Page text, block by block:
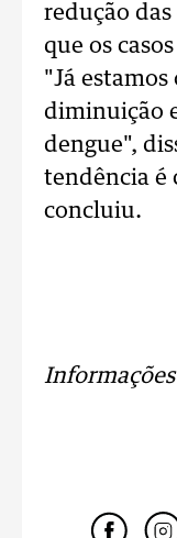
redução
que os
"Já
diminuição
dengue",
tendência é
concluiu.